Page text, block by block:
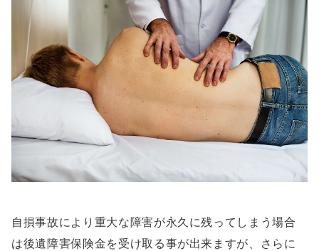
自損事故により重大な障害が永久に残ってしまう場合
は後遺障害保険金を受け取る事が出来ますが、さらに